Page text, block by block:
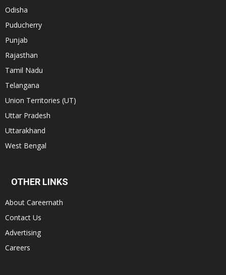
Odisha
Puducherry
Punjab
Rajasthan
Tamil Nadu
Telangana
Union Territories (UT)
Uttar Pradesh
Uttarakhand
West Bengal
OTHER LINKS
About Careernath
Contact Us
Advertising
Careers